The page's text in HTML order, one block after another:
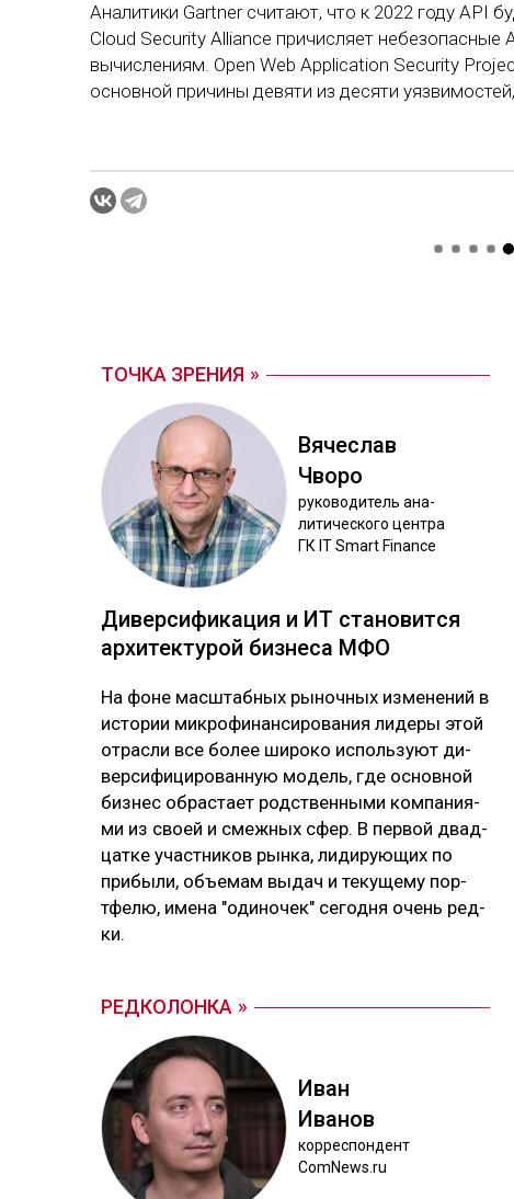
Аналитики Gartner считают, что к 2022 году API
Cloud Security Alliance причисляет
вычислениям. Open Web Application Security
основной причины девяти из десяти
ТОЧКА ЗРЕНИЯ
Вя­чес­лав
Чво­ро
ру­ково­дитель ана­
лити­чес­ко­го цен­тра
ГК IT Smart Finance
Ди­вер­си­фика­ция и ИТ ста­новит­ся
ар­хи­тек­ту­рой биз­не­са МФО
На фо­не мас­штаб­ных ры­ноч­ных из­ме­не­ний в
ис­то­рии мик­ро­фи­нан­си­ро­ва­ния ли­де­ры этой
от­рас­ли все бо­лее ши­ро­ко ис­поль­зуют ди­
вер­си­фи­ци­ро­ван­ную мо­дель, где ос­нов­ной
биз­нес об­рас­тает родс­твен­ны­ми ком­па­ния­
ми из своей и смеж­ных сфер. В пер­вой двад­
цат­ке учас­тни­ков рын­ка, ли­ди­рую­щих по
при­бы­ли, объ­емам вы­дач и те­ку­ще­му пор­
тфе­лю, име­на "оди­но­чек" се­год­ня очень ред­
ки.
РЕДКОЛОНКА
Иван
Ива­нов
кор­рес­пон­дент
ComNews.ru